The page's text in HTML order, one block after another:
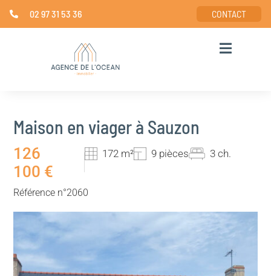
02 97 31 53 36 CONTACT
Maison en viager à Sauzon
126
100 €
172 m² 9 pièces 3 ch.
Référence n°2060